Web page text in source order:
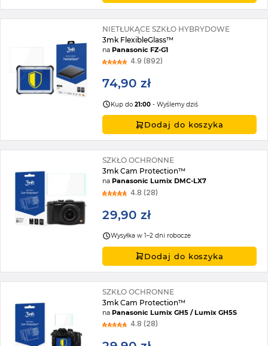
NIETŁUKĄCE SZKŁO HYBRYDOWE
3mk FlexibleGlass™
naPanasonic FZ-G1
4.9 (892)
74,90 zł
Kup do21:00 - Wyślemy dziś
Dodaj do koszyka
SZKŁO OCHRONNE
3mk Cam Protection™
naPanasonic Lumix DMC-LX7
4.8 (28)
29,90 zł
Wysyłka w 1–2 dni robocze
Dodaj do koszyka
SZKŁO OCHRONNE
3mk Cam Protection™
naPanasonic Lumix GH5 / Lumix GH5S
4.8 (28)